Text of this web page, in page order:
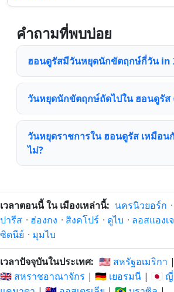
คำถามที่พบบ่อย
ฮอนดูรัสมีวันหยุดนักขัตฤกษ์กี่วัน in
วันหยุดนักขัตฤกษ์ถัดไปใน ฮอนดูรัส
วันหยุดราชการใน ฮอนดูรัส เหมือ
ไม่?
เวลาตอนนี้ ใน เมืองเหล่านี้: นครนิวยอร์ก ·
ปารีส · ฮ่องกง · สิงคโปร์ · ดูไบ · ลอสแองเ
ซิดนีย์ · มุมไบ
เวลาปัจจุบันในประเทศ: 🇺🇸 สหรัฐอเมริกา |
🇬🇧 สหราชอาณาจักร | 🇩🇪 เยอรมนี | 🇯🇵